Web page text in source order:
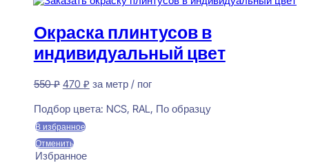
Окраска плинтусов в
индивидуальный цвет
550₽ Первоначальная
составляла
550 ₽.
470 ₽Текущая
470 ₽.
за метр / пог
Подбор цвета: NCS, RAL, По образцу
В избранное
Отменить
Избранное